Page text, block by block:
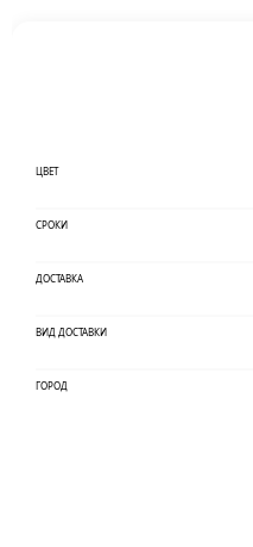
ЦВЕТ
СРОКИ
ДОСТАВКА
ВИД ДОСТАВКИ
ГОРОД